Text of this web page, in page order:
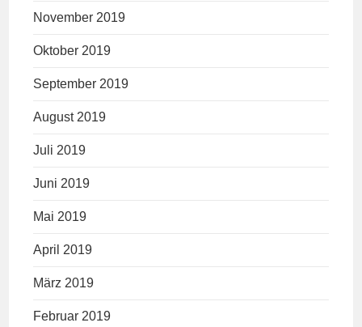
November 2019
Oktober 2019
September 2019
August 2019
Juli 2019
Juni 2019
Mai 2019
April 2019
März 2019
Februar 2019